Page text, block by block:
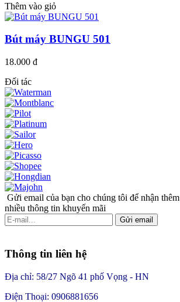
Thêm vào giỏ
Bút máy BUNGU 501
18.000 đ
Đối tác
Gửi email của bạn cho chúng tôi để nhận thêm
nhiều thông tin khuyến mãi
Gửi email
Thông tin liên hệ
Địa chỉ: 58/27 Ngõ 41 phố Vọng - HN
Điện Thoại: 0906881656